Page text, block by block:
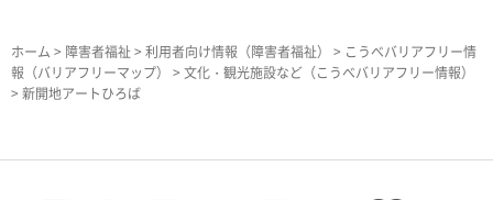
ホーム > 障害者福祉 > 利用者向け情報（障害者福祉） > こうべバリアフリー情
報（バリアフリーマップ）
> 文化・観光施設など（こうべバリアフリー情報）
> 新開地アートひろば